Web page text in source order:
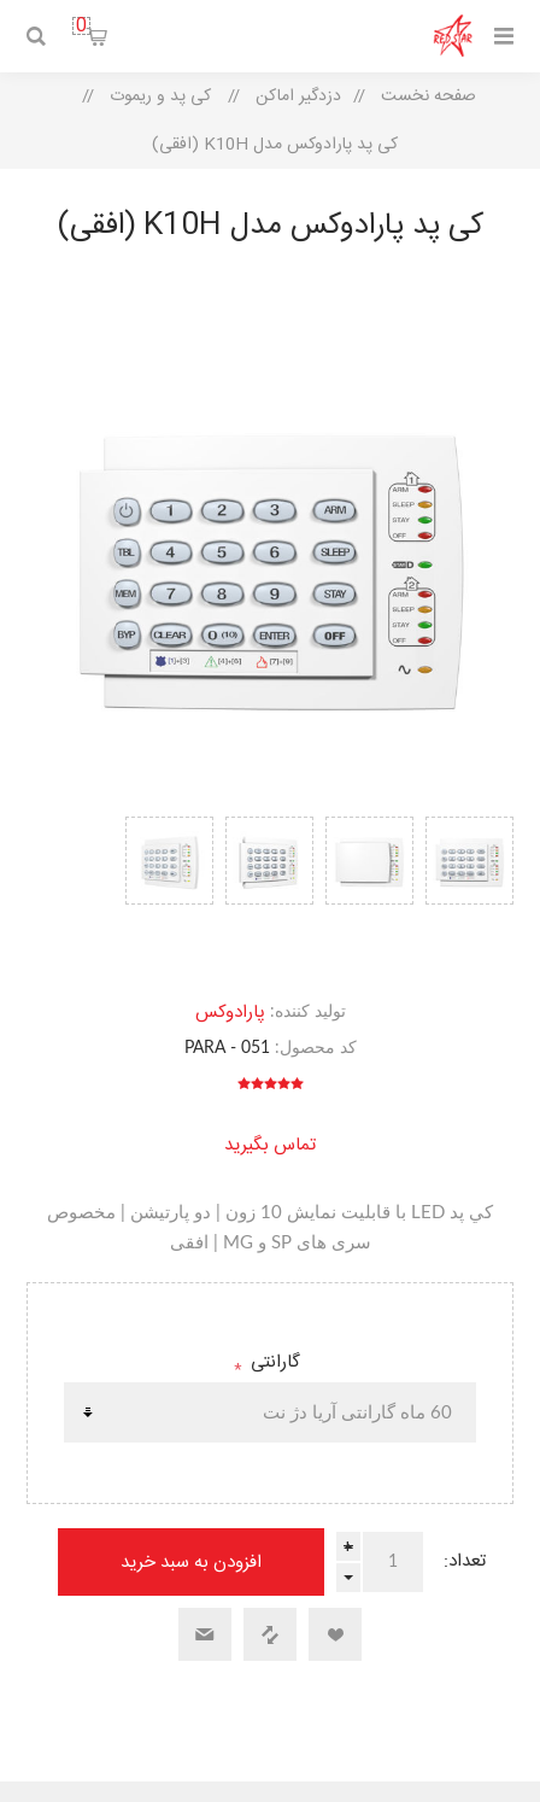
0
صفحه نخست / دزدگیر اماکن / کی پد و ریموت
/
کی پد پارادوکس مدل K10H (افقی)
کی پد پارادوکس مدل K10H (افقی)
تولید کننده: پارادوکس
کد محصول: PARA - 051
تماس بگیرید
کي پد LED با قابليت نمايش 10 زون | دو پارتيشن | مخصوص
سری های SP و MG | افقی
گارانتی *
تعداد:
+
-